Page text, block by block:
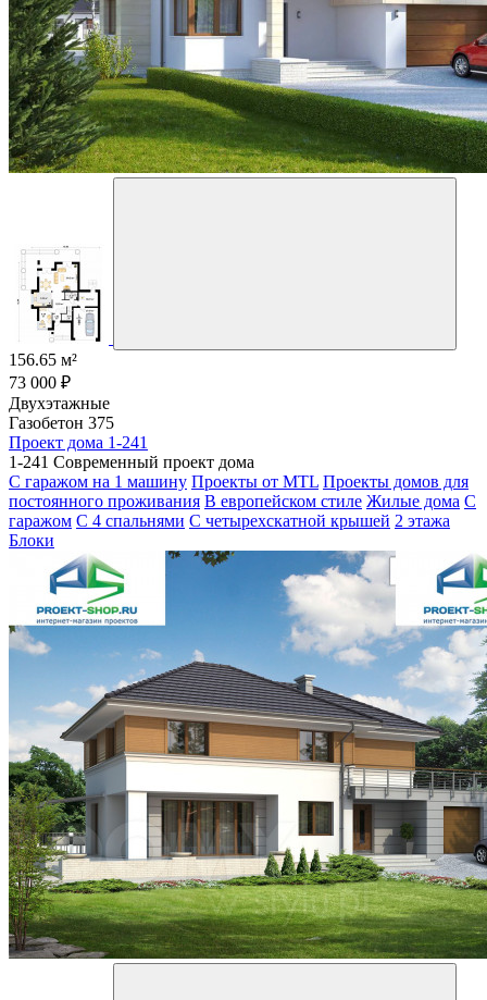
156.65 м²
73 000 ₽
Двухэтажные
Газобетон 375
Проект дома 1-241
1-241 Современный проект дома
С гаражом на 1 машину Проекты от MTL Проекты домов для
постоянного проживания В европейском стиле Жилые дома С
гаражом С 4 спальнями С четырехскатной крышей 2 этажа
Блоки